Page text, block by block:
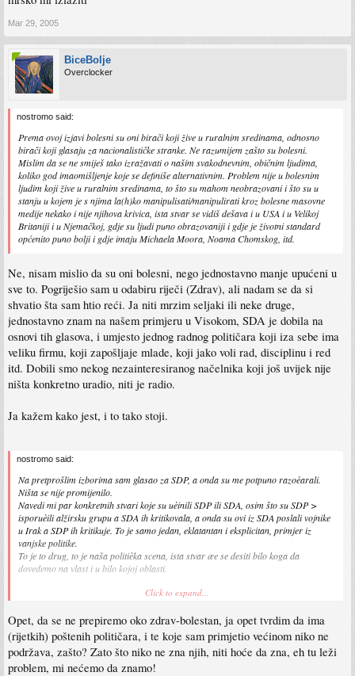
Mar 29, 2005
BiceBolje
Overclocker
nostromo said:
Prema ovoj izjavi bolesni su oni birači koji žive u ruralnim sredinama, odnosno
birači koji glasaju za nacionalističke stranke. Ne razumijem zašto su bolesni.
Mislim da se ne smiješ tako izražavati o našim svakodnevnim, običnim ljudima,
koliko god imaomišljenje koje se definiše alternativnim. Problem nije ubolesnim
ljudim koji žive u ruralnim sredinama , to što su mahom neobrazovani i što su u
stanju u kojem je s njima la(h)ko manipulisati/manipulirati kroz bolesne masovne
medije nekako i nije njihova krivica, ista stvar se vidiš dešava i u USA i u Velikoj
Britaniji i u Njemačkoj, gdje su ljudi puno obrazovaniji i gdje je životni standard
općenito puno boljii gdje imaju Michaela Moora, Noama Chomskog, itd.
Ne, nisam mislio da su oni bolesni, nego jednostavno manje upućeni u
sve to. Pogriješio sam u odabiru riječi (Zdrav), ali nadam se da si
shvatio šta sam htio reći. Ja niti mrzim seljaki ili neke druge,
jednostavno znam na našem primjeru u Visokom, SDA je dobila na
osnovi tih glasova, i umjesto jednog radnog političara koji iza sebe ima
veliku firmu, koji zapošljaje mlade, koji jako voli rad, disciplinu i red
itd. Dobili smo nekog nezainteresiranog načelnika koji još uvijek nije
ništa konkretno uradio, niti je radio.
Ja kažem kako jest, i to tako stoji.
nostromo said:
Na pretprošlim izborima sam glasao za SDP, a onda su me potpuno razoèarali.
Ništa se nije promijenilo.
Navedi mi par konkretnih stvari koje su uèinili SDP ili SDA, osim što su SDP >
isporuèili alžirsku grupu a SDA ih kritikovala, a onda su ovi iz SDA poslali vojnike
u Irak a SDP ih kritikuje. To je samo jedan, eklatantan i eksplicitan, primjer iz
vanjske politike.
To je to drug, to je naša politièka scena, ista stvar æe se desiti bilo koga da
dovedemo na vlast i u bilo kojoj oblasti.
Ne razumijem koji su to biraèi zdravi a koji bolesni.
Click to expand...
Opet, da se ne prepiremo oko zdrav-bolestan, ja opet tvrdim da ima
(rijetkih) poštenih političara, i te koje sam primjetio većinom niko ne
podržava, zašto? Zato što niko ne zna njih, niti hoće da zna, eh tu leži
problem, mi nećemo da znamo!